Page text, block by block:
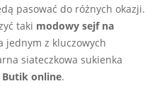
pasować do różnych okazji.
taki modowy sejf na
jednym z kluczowych
siateczkowa sukienka
Butik online.